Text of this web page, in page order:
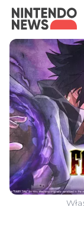
NAGRODY
NEWSY
RECENZJE
ARTYKUŁY
WSPARCIE
O NAS